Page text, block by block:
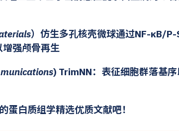
）仿生多孔核壳微球通过NF-κB/
强颅骨再生
) TrimNN：表征细胞群落基
蛋白质组学精选优质文献吧！